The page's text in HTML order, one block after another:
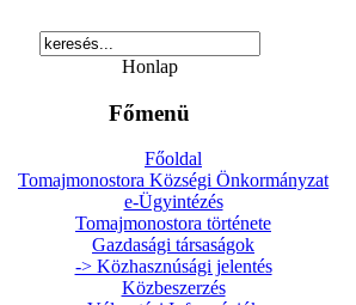
Honlap
Főmenü
Főoldal
Tomajmonostora Községi Önkormányzat
e-Ügyintézés
Tomajmonostora története
Gazdasági társaságok
-> Közhasznúsági jelentés
Közbeszerzés